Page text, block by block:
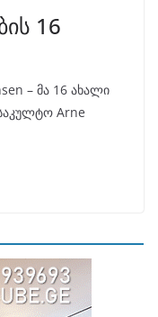
16
– მა 16 ახალი
Arne